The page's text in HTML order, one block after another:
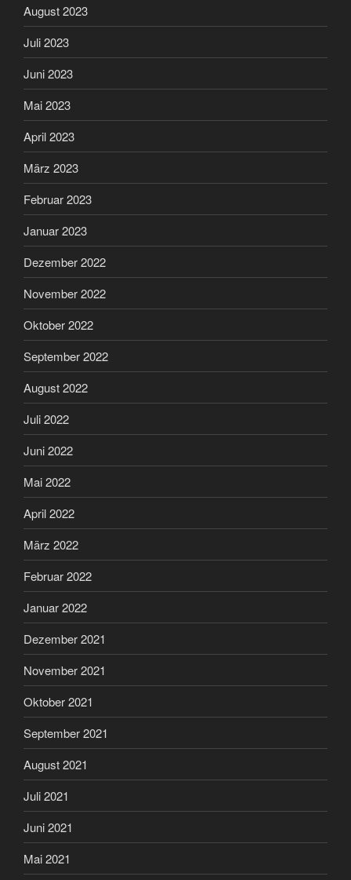
August 2023
Juli 2023
Juni 2023
Mai 2023
April 2023
März 2023
Februar 2023
Januar 2023
Dezember 2022
November 2022
Oktober 2022
September 2022
August 2022
Juli 2022
Juni 2022
Mai 2022
April 2022
März 2022
Februar 2022
Januar 2022
Dezember 2021
November 2021
Oktober 2021
September 2021
August 2021
Juli 2021
Juni 2021
Mai 2021